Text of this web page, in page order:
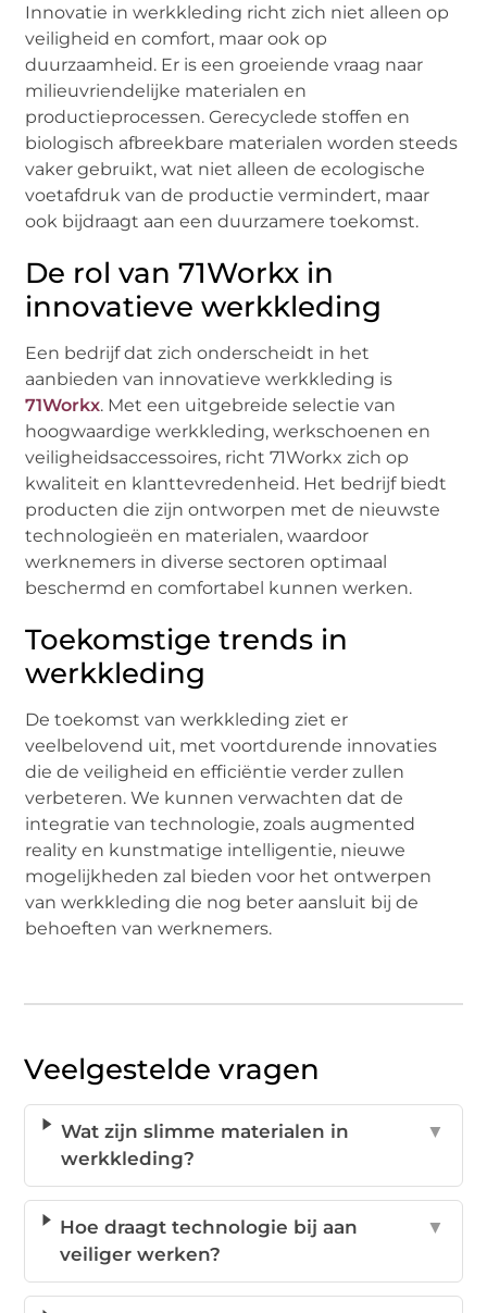
Innovatie in werkkleding richt zich niet alleen op
veiligheid en comfort, maar ook op
duurzaamheid. Er is een groeiende vraag naar
milieuvriendelijke materialen en
productieprocessen. Gerecyclede stoffen en
biologisch afbreekbare materialen worden steeds
vaker gebruikt, wat niet alleen de ecologische
voetafdruk van de productie vermindert, maar
ook bijdraagt aan een duurzamere toekomst.
De rol van 71Workx in
innovatieve werkkleding
Een bedrijf dat zich onderscheidt in het
aanbieden van innovatieve werkkleding is
71Workx. Met een uitgebreide selectie van
hoogwaardige werkkleding, werkschoenen en
veiligheidsaccessoires, richt 71Workx zich op
kwaliteit en klanttevredenheid. Het bedrijf biedt
producten die zijn ontworpen met de nieuwste
technologieën en materialen, waardoor
werknemers in diverse sectoren optimaal
beschermd en comfortabel kunnen werken.
Toekomstige trends in
werkkleding
De toekomst van werkkleding ziet er
veelbelovend uit, met voortdurende innovaties
die de veiligheid en efficiëntie verder zullen
verbeteren. We kunnen verwachten dat de
integratie van technologie, zoals augmented
reality en kunstmatige intelligentie, nieuwe
mogelijkheden zal bieden voor het ontwerpen
van werkkleding die nog beter aansluit bij de
behoeften van werknemers.
Veelgestelde vragen
Wat zijn slimme materialen in
werkkleding?
▼
Hoe draagt technologie bij aan
veiliger werken?
▼